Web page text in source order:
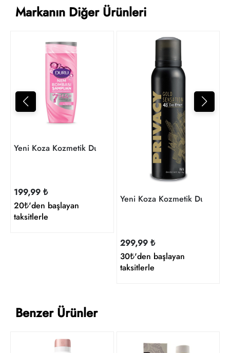
Markanın Diğer Ürünleri
Yeni Koza Kozmetik Duş Jeli ve Vücut Yağ
199,99 ₺
20₺'den başlayan
taksitlerle
Yeni Koza
299,99 ₺
30₺'den başlayan
taksitlerle
Benzer Ürünler